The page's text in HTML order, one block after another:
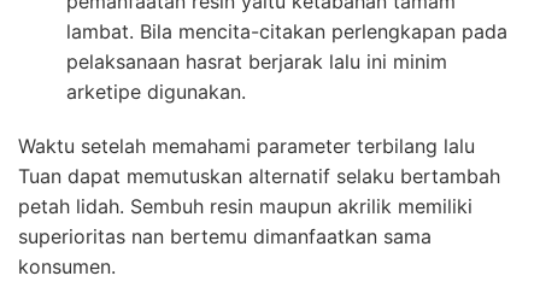
lambat. Bila mencita-citakan perlengkapan pada
pelaksanaan hasrat berjarak lalu ini minim
arketipe digunakan.
Waktu setelah memahami parameter terbilang lalu
Tuan dapat memutuskan alternatif selaku bertambah
petah lidah. Sembuh resin maupun akrilik memiliki
superioritas nan bertemu dimanfaatkan sama
konsumen.